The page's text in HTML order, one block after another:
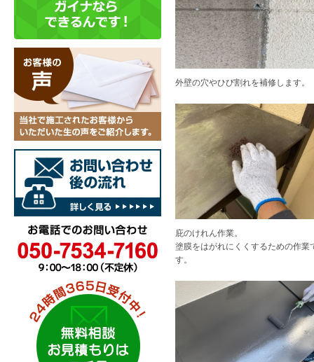
外壁の穴やひび割れを補修します。
庇のけれん作業。
塗膜をはがれにくくするための作業
す。